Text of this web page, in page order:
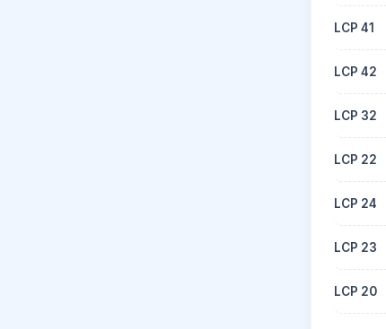
LCP 41
LCP 42
LCP 32
LCP 22
LCP 24
LCP 23
LCP 20